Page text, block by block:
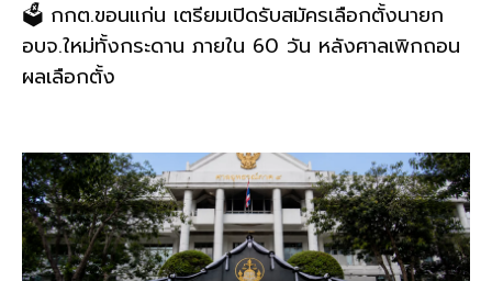
🗳️ กกต.ขอนแก่น เตรียมเปิดรับสมัครเลือกตั้งนายก
อบจ.ใหม่ทั้งกระดาน ภายใน 60 วัน หลังศาลเพิกถอน
ผลเลือกตั้ง